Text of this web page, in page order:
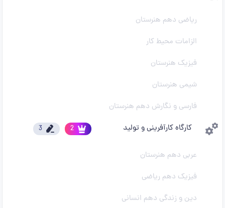
ریاضی دهم هنرستان
الزامات محیط کار
فیزیک هنرستان
شیمی هنرستان
فارسی و نگارش دهم هنرستان
کارگاه کارآفرینی و تولید
2
3
عربی دهم هنرستان
فیزیک دهم ریاضی
دین و زندگی دهم انسانی